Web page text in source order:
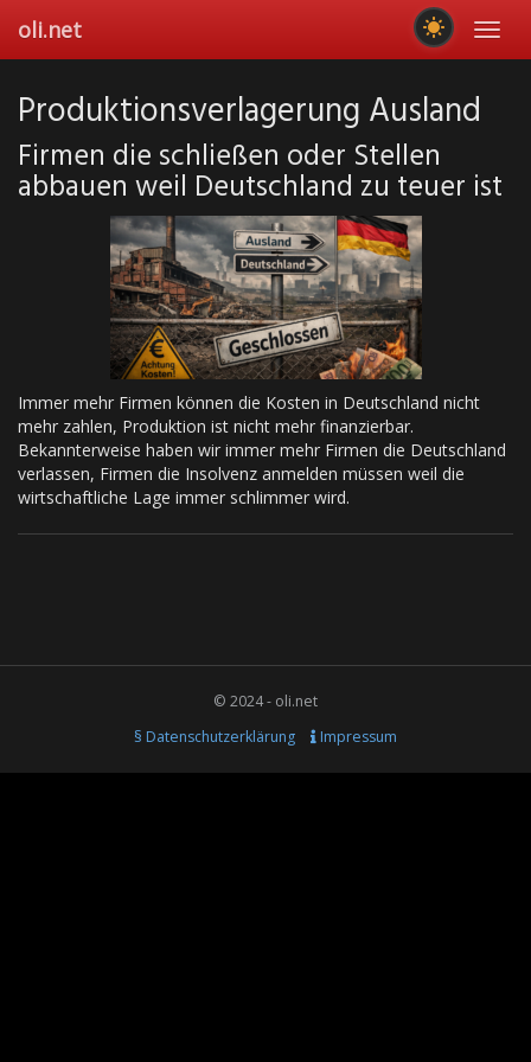
main
oli.net
Produktionsverlagerung Ausland
Firmen die schließen oder Stellen
abbauen weil Deutschland zu teuer ist
Immer mehr Firmen können die Kosten in Deutschland nicht
mehr zahlen, Produktion ist nicht mehr finanzierbar.
Bekannterweise haben wir immer mehr Firmen die Deutschland
verlassen, Firmen die Insolvenz anmelden müssen weil die
wirtschaftliche Lage immer schlimmer wird.
© 2024 - oli.net
§ Datenschutzerklärung
Impressum